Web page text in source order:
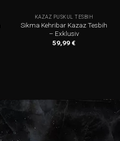
KAZAZ PÜSKÜL TESBIH
Sikma Kehribar Kazaz Tesbih
– Exklusiv
59,99€